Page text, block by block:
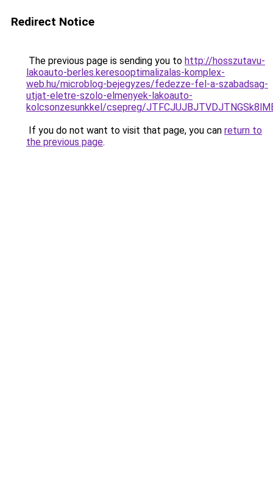
Redirect Notice
The previous page is sending you to http://hosszutavu-
lakoauto-berles.keresooptimalizalas-komplex-
web.hu/microblog-bejegyzes/fedezze-fel-a-szabadsag-
utjat-eletre-szolo-elmenyek-lakoauto-
kolcsonzesunkkel/csepreg/
If you do not want to visit that page, you can return to
the previous page.